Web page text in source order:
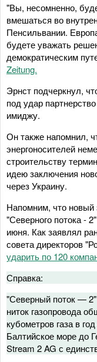
"Вы, несомненно,
вмешаться во
Пенсильвании.
будете уважать
демократическим
Zeitung.
Эрнст подчеркнул,
под удар
имиджу.
Он также напомнил,
энергоносителей
строительству
идею заключения
через Украину.
Напомним, что новый
"Северного потока -
июня. Как заявлял
совета директоров
ударить по 120
Справка:
"Северный поток — 2"
ниток газопровода
кубометров газа в
Балтийское море до
Stream 2 AG с